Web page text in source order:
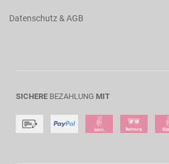
Datenschutz & AGB
SICHERE BEZAHLUNG MIT